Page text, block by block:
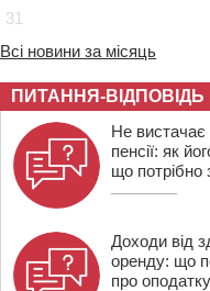
31
Всі новини за місяць
ПИТАННЯ-ВІДПОВІДЬ
Не
пенсії: як
що потрібно
Доходи від
оренду: що
про